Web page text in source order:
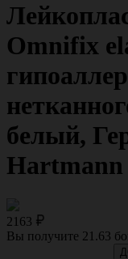
Omnifix
белый,
Hartmann
2163
Вы получите 21.63